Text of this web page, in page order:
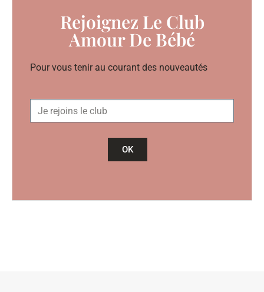
Rejoignez Le Club
Amour De Bébé
Pour vous tenir au courant des nouveautés
OK